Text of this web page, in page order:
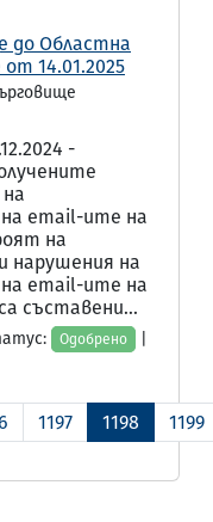
до Областна
14.01.2025
-
email-ите на
на
нарушения на
email-ите на
съставени...
Одобрено
1197 1198 1199